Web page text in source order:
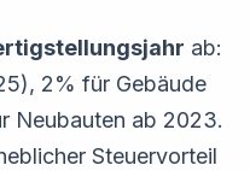
ab:
2% für Gebäude
Neubauten ab 2023.
Steuervorteil